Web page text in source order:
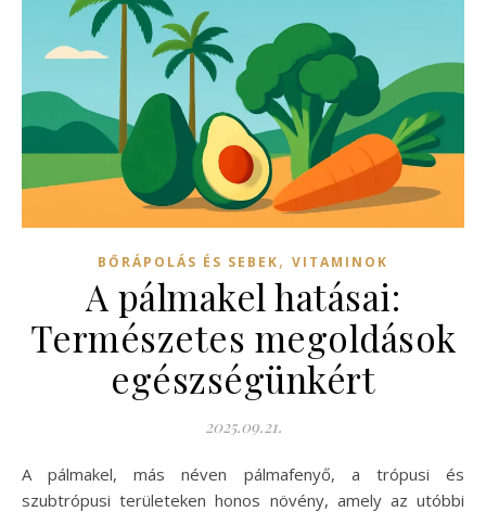
BŐRÁPOLÁS ÉS SEBEK, VITAMINOK
A pálmakel hatásai:
Természetes megoldások
egészségünkért
2025.09.21.
A pálmakel, más néven pálmafenyő, a trópusi és
szubtrópusi területeken honos növény, amely az utóbbi